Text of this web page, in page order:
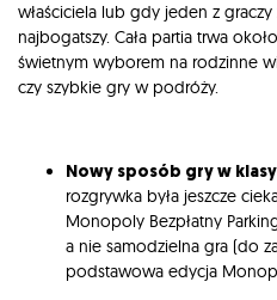
właściciela lub gdy jeden z
najbogatszy. Cała partia trwa
świetnym wyborem na rodzinne
czy szybkie gry w podróży.
Nowy sposób gry w
rozgrywka była jeszcze
Monopoly Bezpłatny
a nie samodzielna gra (do
podstawowa edycja